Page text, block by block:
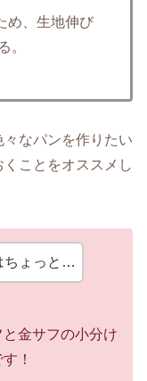
め、生地伸び
。
なパンを作りたい
ことをオススメし
ちょっと…
金サフの小分け
！